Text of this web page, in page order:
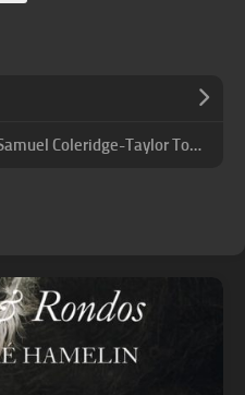
National Philharmonic – Samuel Coleridge-Taylor Toussaint L’Ouverture, Op. 46 – Ballade Op. 4 – Suites from “24 Negro Melodies”